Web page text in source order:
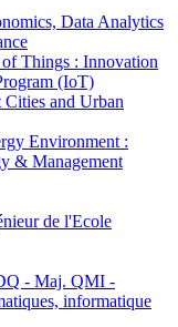
Data Analytics
Things : Innovation
(IoT)
and Urban
Environment :
& Management
de l'Ecole
- Maj. QMI -
informatique